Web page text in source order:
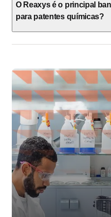
O Reaxys é o principal
para patentes químicas?